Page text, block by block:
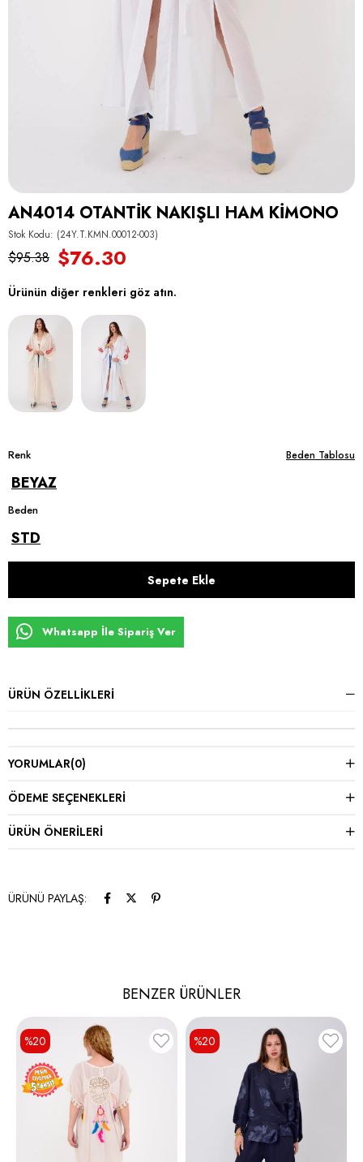
AN4014 OTANTİK NAKIŞLI HAM KİMONO
Stok Kodu (24Y.T.KMN.00012-003)
$95.38 $76.30
Ürünün diğer renkleri göz atın.
Renk Beden Tablosu
BEYAZ
Beden
STD
Whatsapp İle Sipariş Ver
ÜRÜN ÖZELLIKLERI
YORUMLAR(0)
ÖDEME SEÇENEKLERI
ÜRÜN ÖNERILERI
ÜRÜNÜ PAYLAŞ:
BENZER ÜRÜNLER
%20 %20